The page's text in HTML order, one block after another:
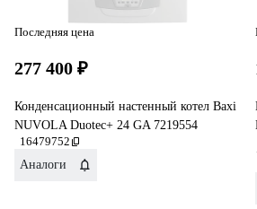
Последняя цена
277 400 ₽
Конденсационный настенный котел Baxi
NUVOLA Duotec+ 24 GA 7219554
16479752
Аналоги